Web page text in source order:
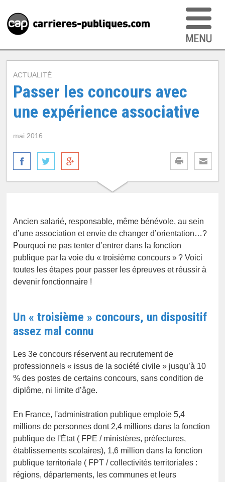
ACTUALITÉ
Passer les concours avec
une expérience associative
mai 2016
Ancien salarié, responsable, même bénévole, au sein
d’une association et envie de changer d’orientation…?
Pourquoi ne pas tenter d’entrer dans la fonction
publique par la voie du « troisième concours » ? Voici
toutes les étapes pour passer les épreuves et réussir à
devenir fonctionnaire !
Un « troisième » concours, un dispositif
assez mal connu
Les 3e concours réservent au recrutement de
professionnels « issus de la société civile » jusqu’à 10
% des postes de certains concours, sans condition de
diplôme, ni limite d’âge.
En France, l'administration publique emploie 5,4
millions de personnes dont 2,4 millions dans la fonction
publique de l'État ( FPE / ministères, préfectures,
établissements scolaires), 1,6 million dans la fonction
publique territoriale ( FPT / collectivités territoriales :
régions, départements, les communes et leurs